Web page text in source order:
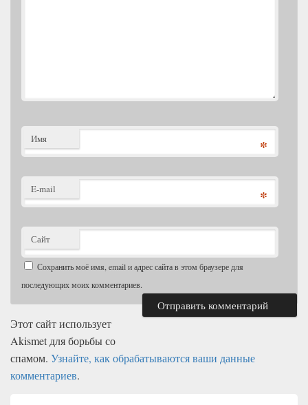
Имя *
E-mail *
Сайт
Сохранить моё имя, email и адрес сайта в этом браузере для
последующих моих комментариев.
Этот сайт использует
Akismet для борьбы со
спамом. Узнайте, как обрабатываются ваши данные
комментариев.